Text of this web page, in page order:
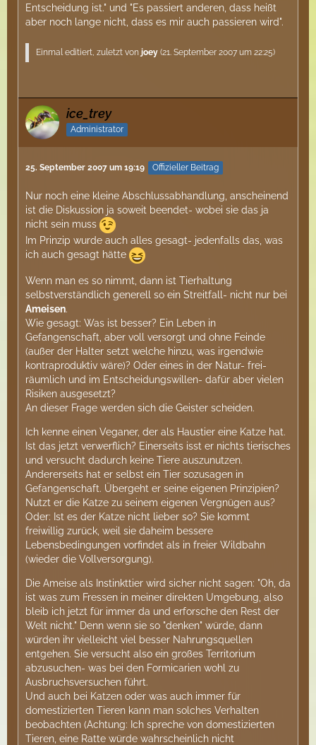
Entscheidung ist." und "Es passiert anderen, dass heißt
aber noch lange nicht, dass es mir auch passieren wird".
Einmal editiert, zuletzt von joey (21. September 2007 um 22:25)
ice_trey
Administrator
25. September 2007 um 19:19 Offizieller Beitrag
Nur noch eine kleine Abschlussabhandlung, anscheinend
ist die Diskussion ja soweit beendet- wobei sie das ja
nicht sein muss
Im Prinzip wurde auch alles gesagt- jedenfalls das, was
ich auch gesagt hätte
Wenn man es so nimmt, dann ist Tierhaltung
selbstverständlich generell so ein Streitfall- nicht nur bei
Ameisen.
Wie gesagt: Was ist besser? Ein Leben in
Gefangenschaft, aber voll versorgt und ohne Feinde
(außer der Halter setzt welche hinzu, was irgendwie
kontraproduktiv wäre)? Oder eines in der Natur- frei-
räumlich und im Entscheidungswillen- dafür aber vielen
Risiken ausgesetzt?
An dieser Frage werden sich die Geister scheiden.
Ich kenne einen Veganer, der als Haustier eine Katze hat.
Ist das jetzt verwerflich? Einerseits isst er nichts tierisches
und versucht dadurch keine Tiere auszunutzen.
Andererseits hat er selbst ein Tier sozusagen in
Gefangenschaft. Übergeht er seine eigenen Prinzipien?
Nutzt er die Katze zu seinem eigenen Vergnügen aus?
Oder: Ist es der Katze nicht lieber so? Sie kommt
freiwillig zurück, weil sie daheim bessere
Lebensbedingungen vorfindet als in freier Wildbahn
(wieder die Vollversorgung).
Die Ameise als Instinkttier wird sicher nicht sagen: "Oh, da
ist was zum Fressen in meiner direkten Umgebung, also
bleib ich jetzt für immer da und erforsche den Rest der
Welt nicht." Denn wenn sie so "denken" würde, dann
würden ihr vielleicht viel besser Nahrungsquellen
entgehen. Sie versucht also ein großes Territorium
abzusuchen- was bei den Formicarien wohl zu
Ausbruchsversuchen führt.
Und auch bei Katzen oder was auch immer für
domestizierten Tieren kann man solches Verhalten
beobachten (Achtung: Ich spreche von domestizierten
Tieren, eine Ratte würde wahrscheinlich nicht